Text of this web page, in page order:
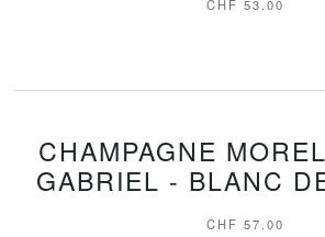
CHF 53.00
CHAMPAGNE
GABRIEL - BLANC
CHF 57.00